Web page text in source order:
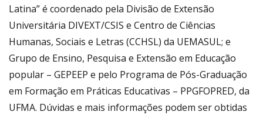
Latina” é coordenado pela Divisão de Extensão
Universitária DIVEXT/CSIS e Centro de Ciências
Humanas, Sociais e Letras (CCHSL) da UEMASUL; e
Grupo de Ensino, Pesquisa e Extensão em Educação
popular – GEPEEP e pelo Programa de Pós-Graduação
em Formação em Práticas Educativas – PPGFOPRED, da
UFMA. Dúvidas e mais informações podem ser obtidas